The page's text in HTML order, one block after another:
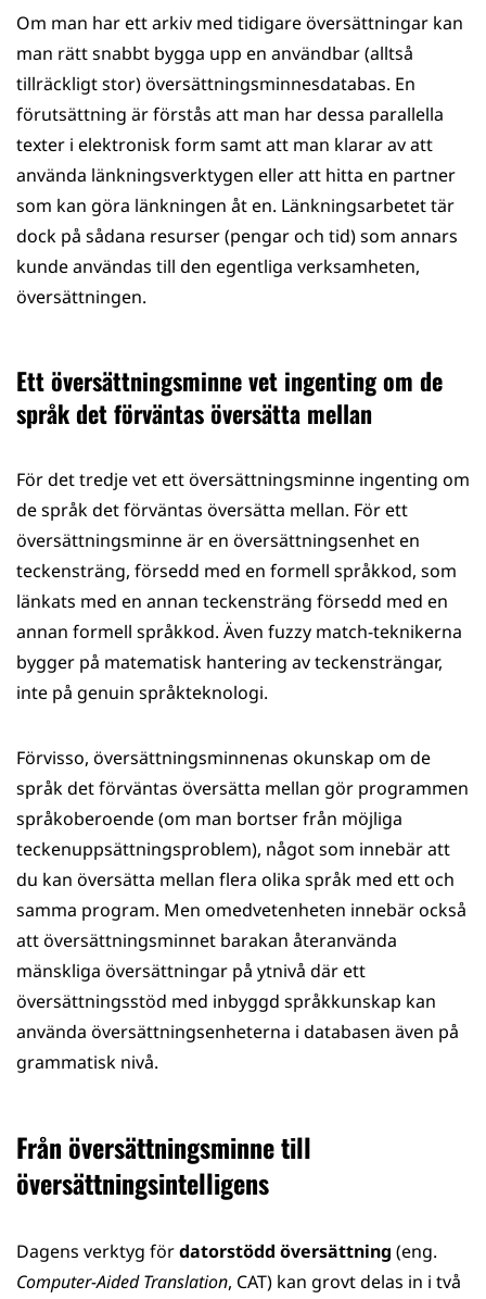
Om man har ett arkiv med tidigare översättningar kan
man rätt snabbt bygga upp en användbar (alltså
tillräckligt stor) översättningsminnesdatabas. En
förutsättning är förstås att man har dessa parallella
texter i elektronisk form samt att man klarar av att
använda länkningsverktygen eller att hitta en partner
som kan göra länkningen åt en. Länkningsarbetet tär
dock på sådana resurser (pengar och tid) som annars
kunde användas till den egentliga verksamheten,
översättningen.
Ett översättningsminne vet ingenting om de
språk det förväntas översätta mellan
För det tredje vet ett översättningsminne ingenting om
de språk det förväntas översätta mellan. För ett
översättningsminne är en översättningsenhet en
teckensträng, försedd med en formell språkkod, som
länkats med en annan teckensträng försedd med en
annan formell språkkod. Även fuzzy match-teknikerna
bygger på matematisk hantering av teckensträngar,
inte på genuin språkteknologi.
Förvisso, översättningsminnenas okunskap om de
språk det förväntas översätta mellan gör programmen
språkoberoende (om man bortser från möjliga
teckenuppsättningsproblem), något som innebär att
du kan översätta mellan flera olika språk med ett och
samma program. Men omedvetenheten innebär också
att översättningsminnet barakan återanvända
mänskliga översättningar på ytnivå där ett
översättningsstöd med inbyggd språkkunskap kan
använda översättningsenheterna i databasen även på
grammatisk nivå.
Från översättningsminne till
översättningsintelligens
Dagens verktyg fördatorstödd översättning (eng.
Computer-Aided Translation, CAT) kan grovt delas in i två